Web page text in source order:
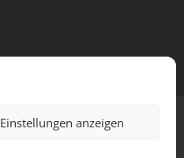
Einstellungen anzeigen